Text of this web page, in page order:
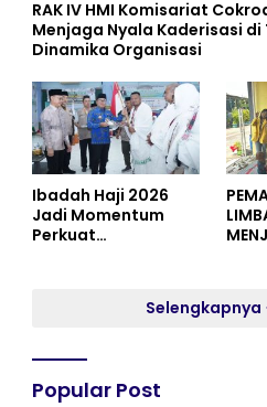
RAK IV HMI Komisariat
Menjaga Nyala Kaderisasi di
Dinamika Organisasi
Ibadah Haji 2026
Jadi Momentum
Perkuat
Selengkapnya
Popular Post